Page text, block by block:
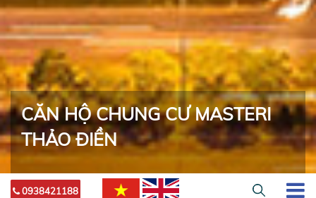
CĂN HỘ CHUNG CƯ MASTERI
THẢO ĐIỀN
0938421188